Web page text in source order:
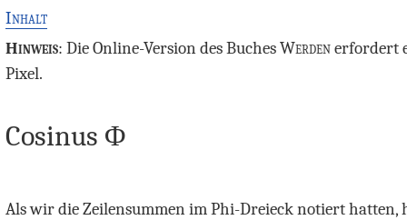
Inhalt
Hinweis: Die Online-Version des BuchesWerdenerfordert
Pixel.
Cosinus Φ
Als wir die Zeilensummen im Phi-Dreieck notiert